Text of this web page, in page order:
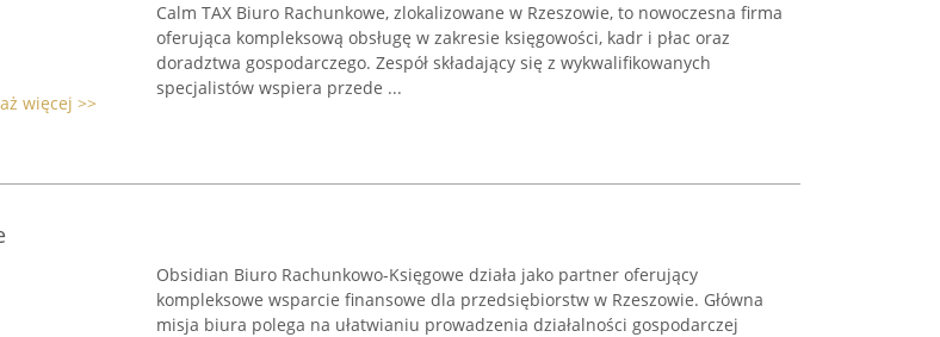
więcej >>
Calm TAX Biuro Rachunkowe, zlokalizowane w Rzeszowie, to nowoczesna firma
oferująca kompleksową obsługę w zakresie księgowości, kadr i płac oraz
doradztwa gospodarczego. Zespół składający się z wykwalifikowanych
specjalistów wspiera przede ...
Obsidian Biuro Rachunkowo-Księgowe działa jako partner oferujący
kompleksowe wsparcie finansowe dla przedsiębiorstw w Rzeszowie. Główna
misja biura polega na ułatwianiu prowadzenia działalności gospodarczej